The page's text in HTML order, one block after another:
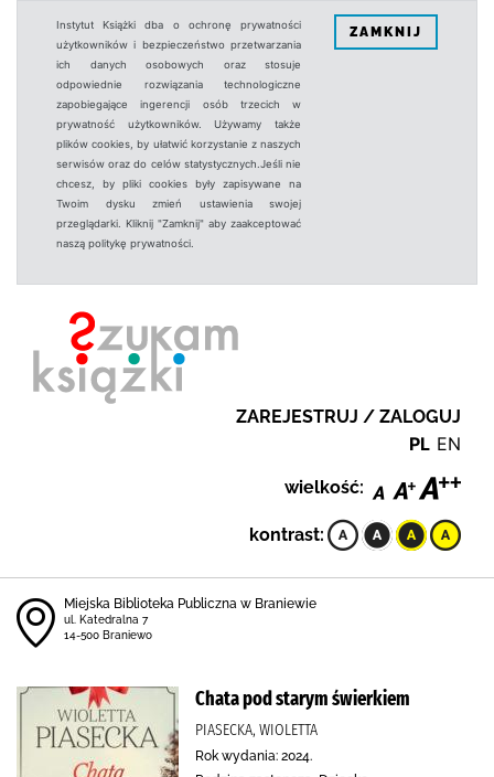
Instytut Książki dba o ochronę prywatności
użytkowników i bezpieczeństwo przetwarzania
ich danych osobowych oraz stosuje
odpowiednie rozwiązania technologiczne
zapobiegające ingerencji osób trzecich w
prywatność użytkowników. Używamy także
plików cookies, by ułatwić korzystanie z naszych
serwisów oraz do celów statystycznych.Jeśli nie
chcesz, by pliki cookies były zapisywane na
Twoim dysku zmień ustawienia swojej
przeglądarki. Kliknij "Zamknij" aby zaakceptować
naszą politykę prywatności.
ZAMKNIJ
ZAREJESTRUJ / ZALOGUJ
PL EN
wielkość:
kontrast:
Miejska Biblioteka Publiczna w Braniewie
ul. Katedralna 7
14-500 Braniewo
Chata pod starym świerkiem
PIASECKA, WIOLETTA
Rok wydania: 2024.